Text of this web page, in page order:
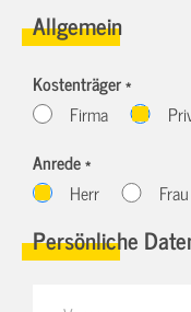
Allgemein
Kostenträger *
Firma
Anrede *
Herr
Frau
Persönliche